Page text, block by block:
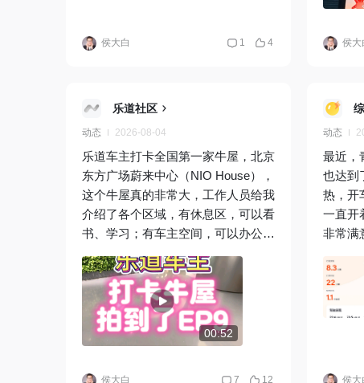
侯大白 1 4 侯大
乐道社区
动态 2026-08-04
乐道车主打卡全国第一家牛屋，北京
东方广场蔚来中心（NIO House），
这个牛屋真的非常大，工作人员给我
介绍了各个区域，有休息区，可以看
书、学习；有车主空间，可以办公、
在里面开心地玩耍。用乐道积分或者
饮品券也可以在吧台点饮料，每个城
市都有特色的饮料，对了，喜欢收集
冰箱贴的车主有福了，每个城市的牛
屋都有不同冰箱贴，都非常好看！
00:52
侯大白 7 12
动态
最近，
也达到
热，开
一直开
非常满
市 温
驱（
耗13
侯大